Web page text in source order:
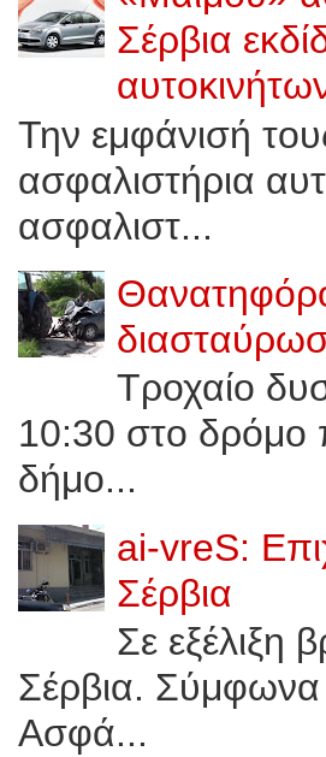
Σέρβια
Την εμφάνισή
ασφαλιστήρια
ασφαλιστ...
Τροχαίο
10:30 στο δρόμο
δήμο...
ai-vreS:
Σέρβια
Σε εξέλιξη
Σέρβια. Σύμφωνα
Ασφά...